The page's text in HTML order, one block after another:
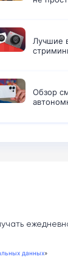
Лучшие
Обзор
данных»